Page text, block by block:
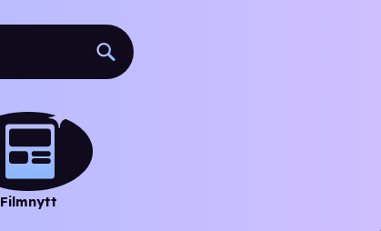
Filmnytt